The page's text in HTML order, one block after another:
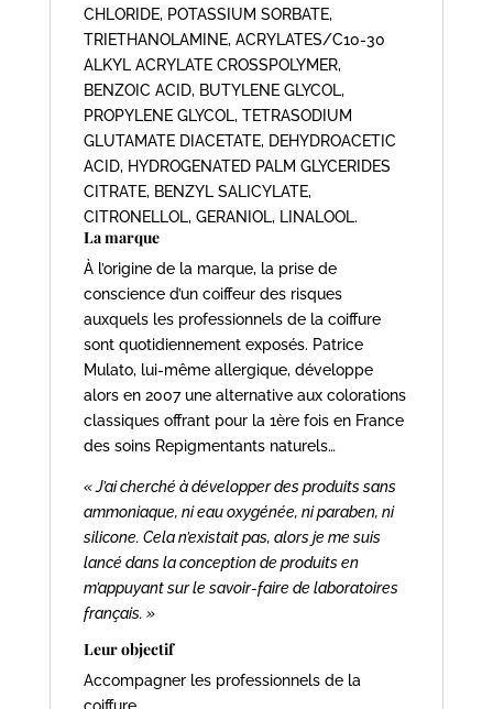
CHLORIDE, POTASSIUM SORBATE,
TRIETHANOLAMINE, ACRYLATES/C10-30
ALKYL ACRYLATE CROSSPOLYMER,
BENZOIC ACID, BUTYLENE GLYCOL,
PROPYLENE GLYCOL, TETRASODIUM
GLUTAMATE DIACETATE, DEHYDROACETIC
ACID, HYDROGENATED PALM GLYCERIDES
CITRATE, BENZYL SALICYLATE,
CITRONELLOL, GERANIOL, LINALOOL.
La marque
À l’origine de la marque, la prise de
conscience d’un coiffeur des risques
auxquels les professionnels de la coiffure
sont quotidiennement exposés. Patrice
Mulato, lui-même allergique, développe
alors en 2007 une alternative aux colorations
classiques offrant pour la 1ère fois en France
des soins Repigmentants naturels…
« J’ai cherché à développer des produits sans
ammoniaque, ni eau oxygénée, ni paraben, ni
silicone. Cela n’existait pas, alors je me suis
lancé dans la conception de produits en
m’appuyant sur le savoir-faire de laboratoires
français. »
Leur objectif
Accompagner les professionnels de la